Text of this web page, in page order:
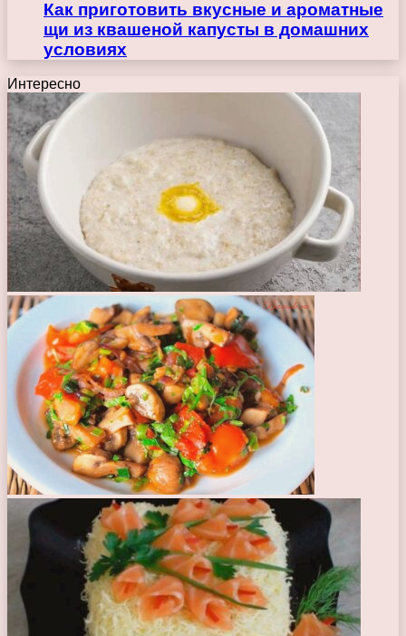
Как приготовить вкусные и ароматные
щи из квашеной капусты в домашних
условиях
Интересно